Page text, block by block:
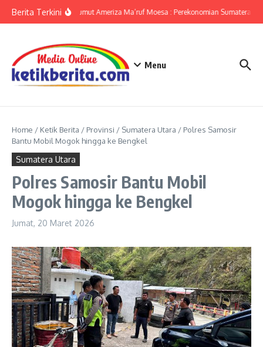
Berita TerkiniKPwBI Sumut Ameriza Ma’ruf Moesa : Perekonomian Sumatera
Menu
Home / Ketik Berita / Provinsi / Sumatera Utara / Polres Samosir
Bantu Mobil Mogok hingga ke Bengkel
Sumatera Utara
Polres Samosir Bantu Mobil
Mogok hingga ke Bengkel
Jumat, 20 Maret 2026